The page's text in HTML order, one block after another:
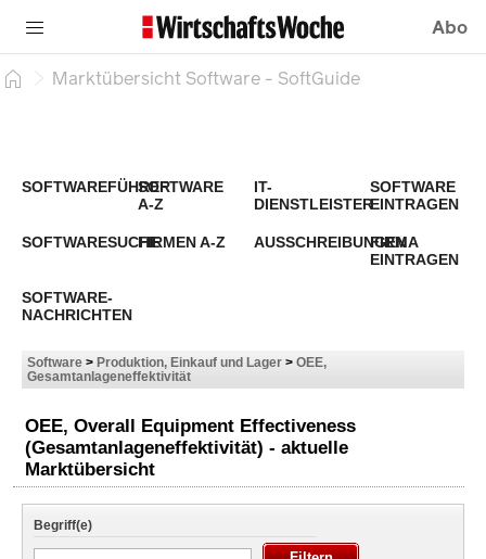
Abo
Marktübersicht Software - SoftGuide
SOFTWAREFÜHRERSOFTWARE
A-Z
IT-
DIENSTLEISTER
SOFTWARE
EINTRAGEN
SOFTWARESUCHEFIRMEN A-Z AUSSCHREIBUNGEN
FIRMA
EINTRAGEN
SOFTWARE-
NACHRICHTEN
Software > Produktion, Einkauf und Lager > OEE,
Gesamtanlageneffektivität
OEE, Overall Equipment Effectiveness
(Gesamtanlageneffektivität) - aktuelle
Marktübersicht
Begriff(e)